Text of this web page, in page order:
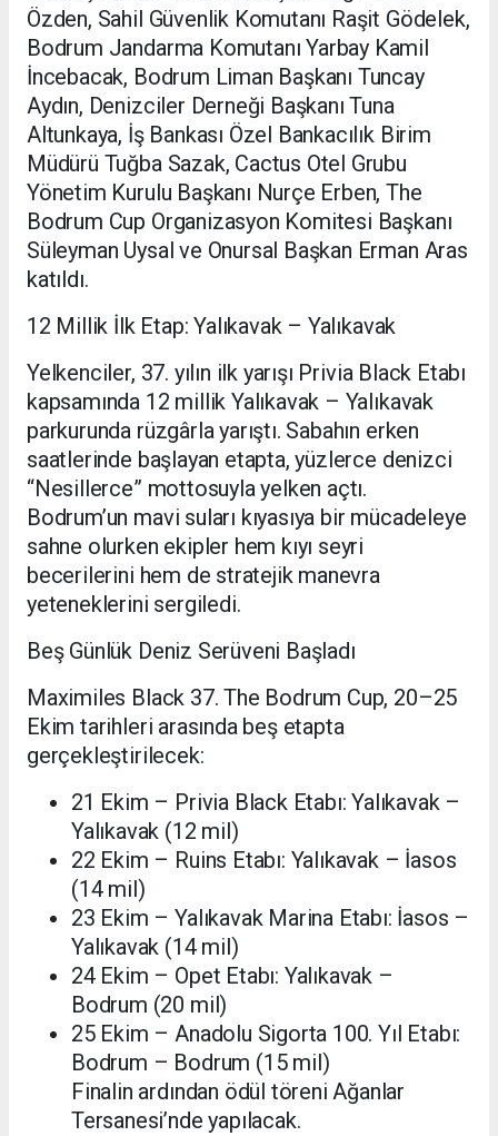
Özden, Sahil Güvenlik Komutanı Raşit Gödelek,
Bodrum Jandarma Komutanı Yarbay Kamil
İncebacak, Bodrum Liman Başkanı Tuncay
Aydın, Denizciler Derneği Başkanı Tuna
Altunkaya, İş Bankası Özel Bankacılık Birim
Müdürü Tuğba Sazak, Cactus Otel Grubu
Yönetim Kurulu Başkanı Nurçe Erben, The
Bodrum Cup Organizasyon Komitesi Başkanı
Süleyman Uysal ve Onursal Başkan Erman Aras
katıldı.
12 Millik İlk Etap: Yalıkavak – Yalıkavak
Yelkenciler, 37. yılın ilk yarışı Privia Black Etabı
kapsamında 12 millik Yalıkavak – Yalıkavak
parkurunda rüzgârla yarıştı. Sabahın erken
saatlerinde başlayan etapta, yüzlerce denizci
“Nesillerce” mottosuyla yelken açtı.
Bodrum’un mavi suları kıyasıya bir mücadeleye
sahne olurken ekipler hem kıyı seyri
becerilerini hem de stratejik manevra
yeteneklerini sergiledi.
Beş Günlük Deniz Serüveni Başladı
Maximiles Black 37. The Bodrum Cup, 20–25
Ekim tarihleri arasında beş etapta
gerçekleştirilecek:
21 Ekim – Privia Black Etabı: Yalıkavak –
Yalıkavak (12 mil)
22 Ekim – Ruins Etabı: Yalıkavak – İasos
(14 mil)
23 Ekim – Yalıkavak Marina Etabı: İasos –
Yalıkavak (14 mil)
24 Ekim – Opet Etabı: Yalıkavak –
Bodrum (20 mil)
25 Ekim – Anadolu Sigorta 100. Yıl Etabı:
Bodrum – Bodrum (15 mil)
Finalin ardından ödül töreni Ağanlar
Tersanesi’nde yapılacak.